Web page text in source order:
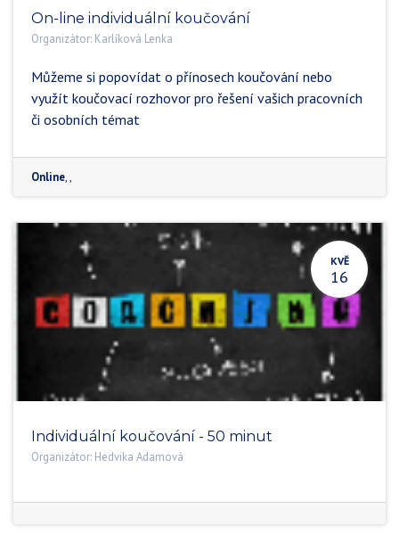
On-line individuální koučování
Organizátor: Karlíková Lenka
Můžeme si popovídat o přínosech koučování nebo
využít koučovací rozhovor pro řešení vašich pracovních
či osobních témat
Online,,
KVĚ
16
Individuální koučování - 50 minut
Organizátor: Hedvika Adamová